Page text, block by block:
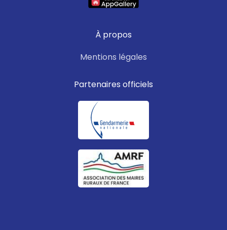
À propos
Mentions légales
Partenaires officiels